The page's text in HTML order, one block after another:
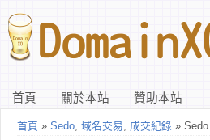
首頁 關於本站 贊助本站
首頁 » Sedo, 域名交易, 成交紀錄 »